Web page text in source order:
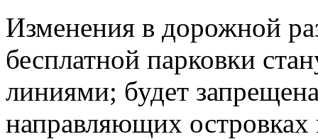
Изменения в дорожной
бесплатной парковки
линиями; будет
направляющих островках